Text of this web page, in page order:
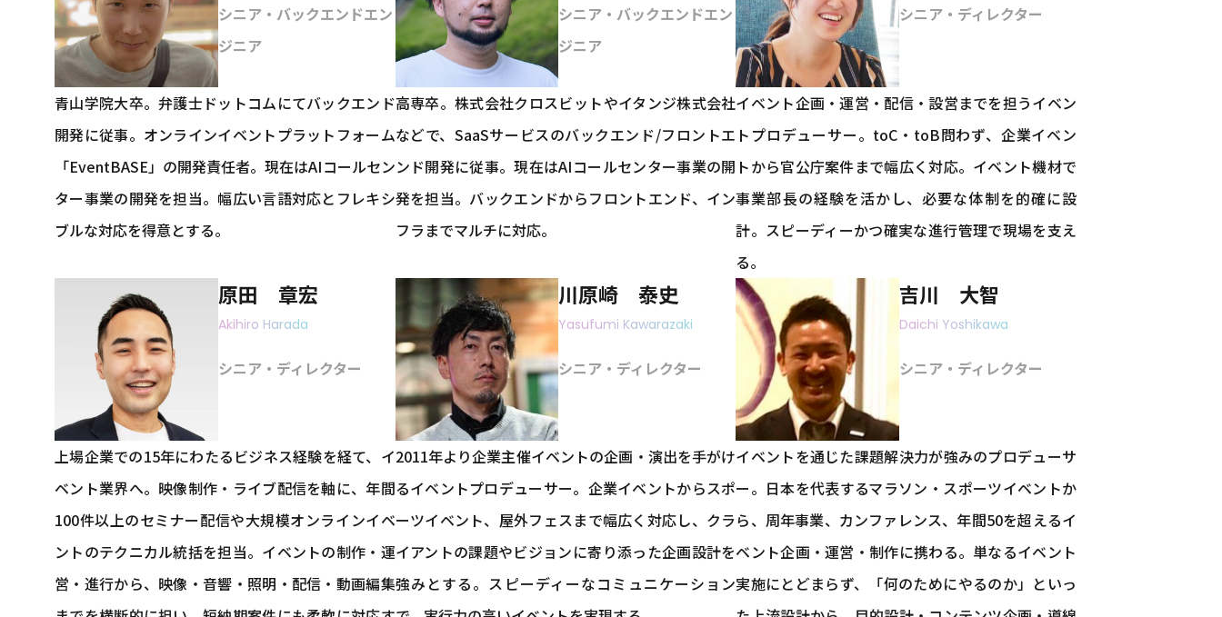
シニア・バックエンドエン
ジニア
青山学院大卒。弁護士ドットコムにてバックエンド
開発に従事。オンラインイベントプラットフォーム
「EventBASE」の開発責任者。現在はAIコールセン
ター事業の開発を担当。幅広い言語対応とフレキシ
ブルな対応を得意とする。
シニア・バックエンドエン
ジニア
高専卒。株式会社クロスビットやイタンジ株式会社
などで、SaaSサービスのバックエンド/フロントエ
ンド開発に従事。現在はAIコールセンター事業の開
発を担当。バックエンドからフロントエンド、イン
フラまでマルチに対応。
シニア・ディレクター
イベント企画・運営・配信・設営までを担うイベン
トプロデューサー。toC・toB問わず、企業イベン
トから官公庁案件まで幅広く対応。イベント機材で
事業部長の経験を活かし、必要な体制を的確に設
計。スピーディーかつ確実な進行管理で現場を支え
る。
原田 章宏
Akihiro Harada
シニア・ディレクター
上場企業での15年にわたるビジネス経験を経て、イ
ベント業界へ。映像制作・ライブ配信を軸に、年間
100件以上のセミナー配信や大規模オンラインイベ
ントのテクニカル統括を担当。イベントの制作・運
営・進行から、映像・音響・照明・配信・動画編集
川原崎 泰史
Yasufumi Kawarazaki
シニア・ディレクター
2011年より企業主催イベントの企画・演出を手がけ
るイベントプロデューサー。企業イベントからスポ
ーツイベント、屋外フェスまで幅広く対応し、クラ
イアントの課題やビジョンに寄り添った企画設計を
強みとする。スピーディーなコミュニケーション
吉川 大智
Daichi Yoshikawa
シニア・ディレクター
イベントを通じた課題解決力が強みのプロデューサ
ー。日本を代表するマラソン・スポーツイベントか
ら、周年事業、カンファレンス、年間50を超えるイ
ベント企画・運営・制作に携わる。単なるイベント
実施にとどまらず、「何のためにやるのか」といっ